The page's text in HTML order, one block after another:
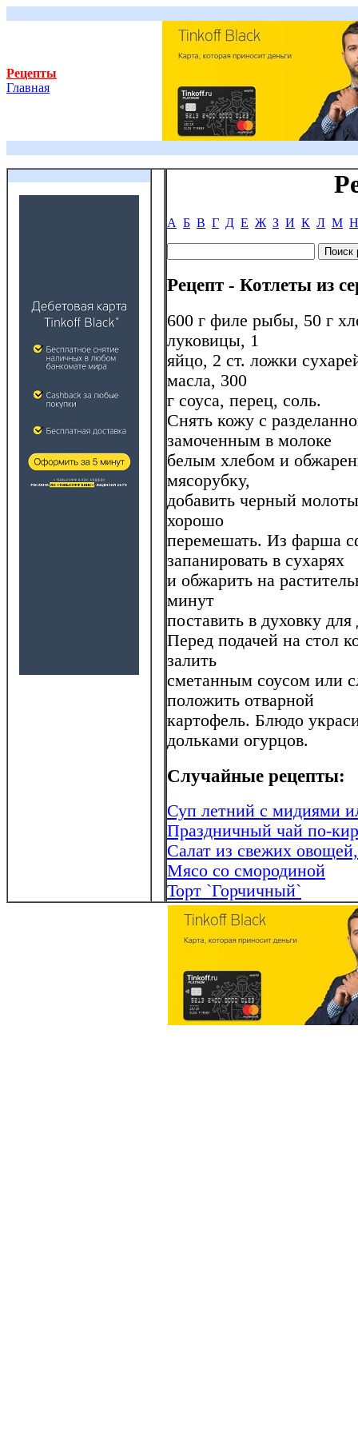
Рецепты
Главная
А Б В Г Д Е Ж З И К Л М Н
Рецепт - Котлеты из
600 г филе рыбы, 50 г
луковицы, 1
яйцо, 2 ст. ложки
масла, 300
г соуса, перец, соль.
Снять кожу с
замоченным в молоке
белым хлебом и
мясорубку,
добавить черный
хорошо
перемешать. Из фарша
запанировать в сухарях
и обжарить на
минут
поставить в духовку
Перед подачей на стол
залить
сметанным соусом или
положить отварной
картофель. Блюдо
дольками огурцов.
Случайные рецепты:
Суп летний с мидиями
Праздничный чай по-
Салат из свежих
Мясо со смородиной
Торт `Горчичный`